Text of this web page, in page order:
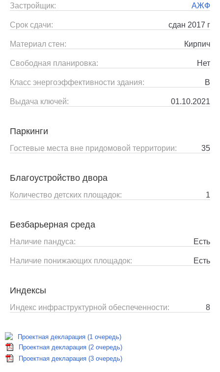
Застройщик: АЖФ
Срок сдачи: сдан 2017 г
Материал стен: Кирпич
Свободная планировка: Нет
Класс энергоэффективности здания: B
Выдача ключей: 01.10.2021
Паркинги
Гостевые места вне придомовой территории: 35
Благоустройство двора
Количество детских площадок: 1
Безбарьерная среда
Наличие пандуса: Есть
Наличие понижающих площадок: Есть
Индексы
Индекс инфраструктурной обеспеченности: 8
Проектная декларация (1 очередь)
Проектная декларация (2 очередь)
Проектная декларация (3 очередь)